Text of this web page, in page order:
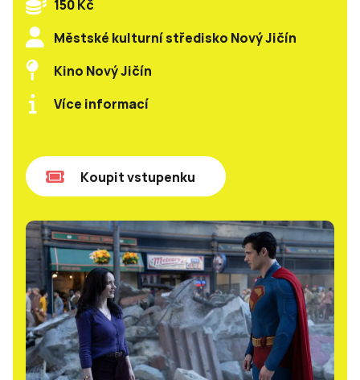
150 Kč
Městské kulturní středisko Nový Jičín
Kino Nový Jičín
Více informací
Koupit vstupenku